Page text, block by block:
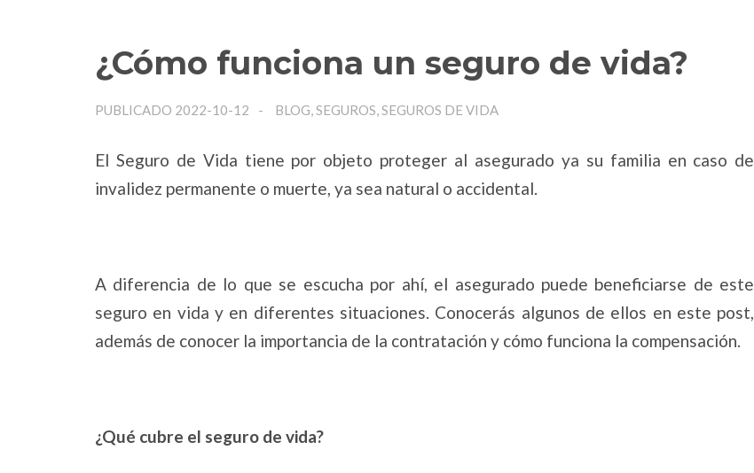
¿Cómo funciona un seguro de vida?
PUBLICADO 2022-10-12 BLOG, SEGUROS, SEGUROS DE VIDA
El Seguro de Vida tiene por objeto proteger al asegurado ya su familia en caso de
invalidez permanente o muerte, ya sea natural o accidental.
A diferencia de lo que se escucha por ahí, el asegurado puede beneficiarse de este
seguro en vida y en diferentes situaciones. Conocerás algunos de ellos en este post,
además de conocer la importancia de la contratación y cómo funciona la compensación.
¿Qué cubre el seguro de vida?